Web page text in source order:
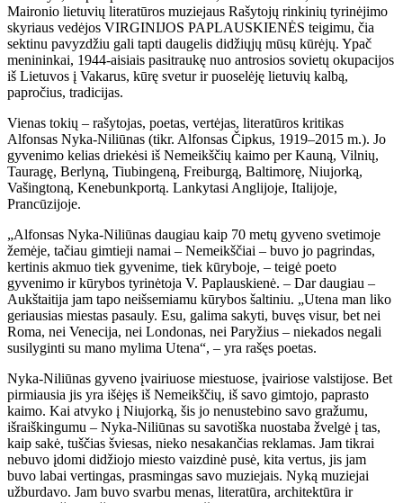
Maironio lietuvių literatūros muziejaus Rašytojų rinkinių tyrinėjimo
skyriaus vedėjos VIRGINIJOS PAPLAUSKIENĖS teigimu, čia
sektinu pavyzdžiu gali tapti daugelis didžiųjų mūsų kūrėjų. Ypač
menininkai, 1944-aisiais pasitraukę nuo antrosios sovietų okupacijos
iš Lietuvos į Vakarus, kūrę svetur ir puoselėję lietuvių kalbą,
papročius, tradicijas.
Vienas tokių – rašytojas, poetas, vertėjas, literatūros kritikas
Alfonsas Nyka-Niliūnas (tikr. Alfonsas Čipkus, 1919–2015 m.). Jo
gyvenimo kelias driekėsi iš Nemeikščių kaimo per Kauną, Vilnių,
Tauragę, Berlyną, Tiubingeną, Freiburgą, Baltimorę, Niujorką,
Vašingtoną, Kenebunkportą. Lankytasi Anglijoje, Italijoje,
Prancūzijoje.
„Alfonsas Nyka-Niliūnas daugiau kaip 70 metų gyveno svetimoje
žemėje, tačiau gimtieji namai – Nemeikščiai – buvo jo pagrindas,
kertinis akmuo tiek gyvenime, tiek kūryboje, – teigė poeto
gyvenimo ir kūrybos tyrinėtoja V. Paplauskienė. – Dar daugiau –
Aukštaitija jam tapo neišsemiamu kūrybos šaltiniu. „Utena man liko
geriausias miestas pasauly. Esu, galima sakyti, buvęs visur, bet nei
Roma, nei Venecija, nei Londonas, nei Paryžius – niekados negali
susilyginti su mano mylima Utena“, – yra rašęs poetas.
Nyka-Niliūnas gyveno įvairiuose miestuose, įvairiose valstijose. Bet
pirmiausia jis yra išėjęs iš Nemeikščių, iš savo gimtojo, paprasto
kaimo. Kai atvyko į Niujorką, šis jo nenustebino savo gražumu,
išraiškingumu – Nyka-Niliūnas su savotiška nuostaba žvelgė į tas,
kaip sakė, tuščias šviesas, nieko nesakančias reklamas. Jam tikrai
nebuvo įdomi didžiojo miesto vaizdinė pusė, kita vertus, jis jam
buvo labai vertingas, prasmingas savo muziejais. Nyką muziejai
užburdavo. Jam buvo svarbu menas, literatūra, architektūra ir